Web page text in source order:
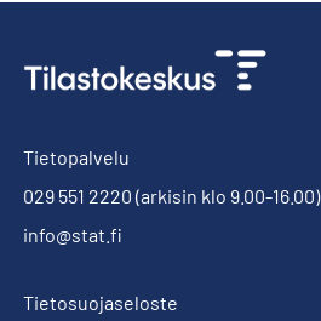
Tietopalvelu
029 551 2220 (arkisin klo 9.00-16.00)
info@stat.fi
Tietosuojaseloste